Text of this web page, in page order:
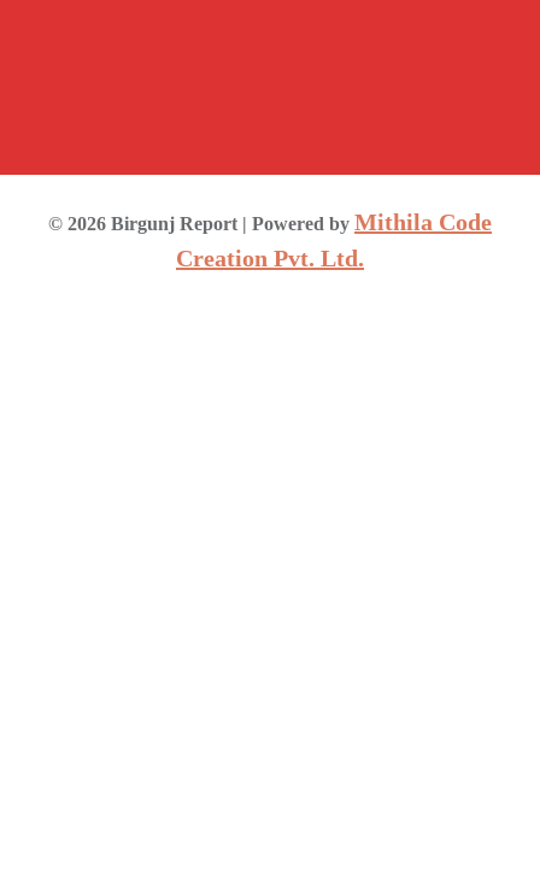
© 2026 Birgunj Report | Powered by Mithila Code
Creation Pvt. Ltd.